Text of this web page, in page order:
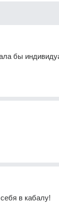
бы
в кабалу!